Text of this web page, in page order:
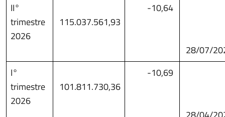
II°
trimestre
2026
115.037.561,93
-10,64
28/07/
I°
trimestre
2026
101.811.730,36
-10,69